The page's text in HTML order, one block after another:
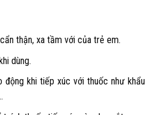
thận, xa tầm với của trẻ em.
dùng.
động khi tiếp xúc với thuốc như khẩu